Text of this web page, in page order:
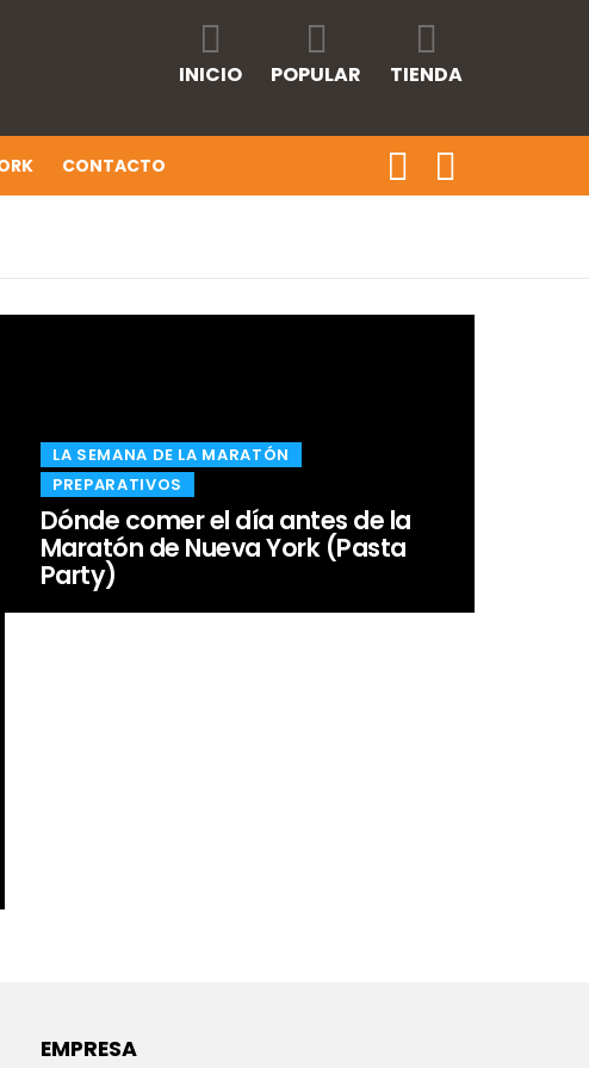
INICIO POPULAR TIENDA
CONTACTO
​LA SEMANA DE LA MARATÓN
​PREPARATIVOS
Dónde comer el día antes de la
Maratón de Nueva York (Pasta
Party)
EMPRESA